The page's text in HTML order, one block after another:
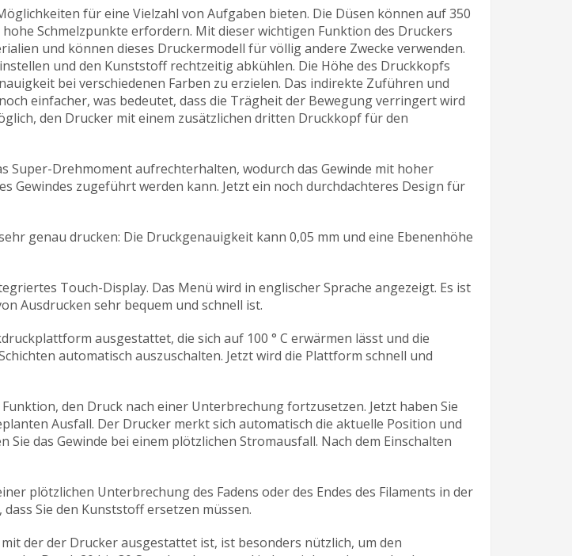
für eine Vielzahl von Aufgaben bieten. Die Düsen können auf 350
Schmelzpunkte erfordern. Mit dieser wichtigen Funktion des Druckers
und können dieses Druckermodell für völlig andere Zwecke verwenden.
und den Kunststoff rechtzeitig abkühlen. Die Höhe des Druckkopfs
bei verschiedenen Farben zu erzielen. Das indirekte Zuführen und
einfacher, was bedeutet, dass die Trägheit der Bewegung verringert wird
den Drucker mit einem zusätzlichen dritten Druckkopf für den
Drehmoment aufrechterhalten, wodurch das Gewinde mit hoher
Gewindes zugeführt werden kann. Jetzt ein noch durchdachteres Design für
genau drucken: Die Druckgenauigkeit kann 0,05 mm und eine Ebenenhöhe
Touch-Display. Das Menü wird in englischer Sprache angezeigt. Es ist
Ausdrucken sehr bequem und schnell ist.
ausgestattet, die sich auf 100 ° C erwärmen lässt und die
automatisch auszuschalten. Jetzt wird die Plattform schnell und
den Druck nach einer Unterbrechung fortzusetzen. Jetzt haben Sie
Ausfall. Der Drucker merkt sich automatisch die aktuelle Position und
das Gewinde bei einem plötzlichen Stromausfall. Nach dem Einschalten
plötzlichen Unterbrechung des Fadens oder des Endes des Filaments in der
Sie den Kunststoff ersetzen müssen.
der der Drucker ausgestattet ist, ist besonders nützlich, um den